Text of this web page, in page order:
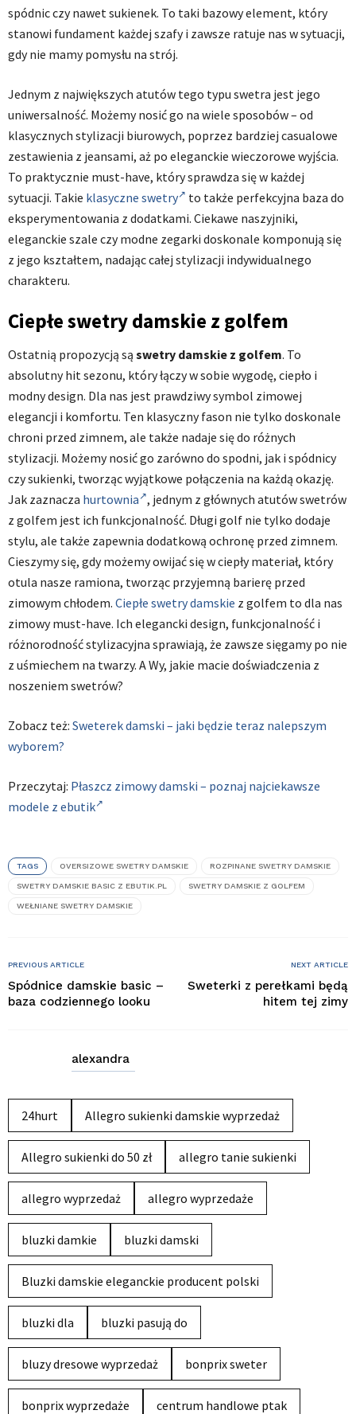
spódnic czy nawet sukienek. To taki bazowy element, który
stanowi fundament każdej szafy i zawsze ratuje nas w sytuacji,
gdy nie mamy pomysłu na strój.
Jednym z największych atutów tego typu swetra jest jego
uniwersalność. Możemy nosić go na wiele sposobów – od
klasycznych stylizacji biurowych, poprzez bardziej casualowe
zestawienia z jeansami, aż po eleganckie wieczorowe wyjścia.
To praktycznie must-have, który sprawdza się w każdej
sytuacji. Takie klasyczne swetry
to także perfekcyjna baza do
eksperymentowania z dodatkami. Ciekawe naszyjniki,
eleganckie szale czy modne zegarki doskonale komponują się
z jego kształtem, nadając całej stylizacji indywidualnego
charakteru.
Ciepłe swetry damskie z golfem
Ostatnią propozycją są swetry damskie z golfem. To
absolutny hit sezonu, który łączy w sobie wygodę, ciepło i
modny design. Dla nas jest prawdziwy symbol zimowej
elegancji i komfortu. Ten klasyczny fason nie tylko doskonale
chroni przed zimnem, ale także nadaje się do różnych
stylizacji. Możemy nosić go zarówno do spodni, jak i spódnicy
czy sukienki, tworząc wyjątkowe połączenia na każdą okazję.
Jak zaznacza hurtownia , jednym z głównych atutów swetrów
z golfem jest ich funkcjonalność. Długi golf nie tylko dodaje
stylu, ale także zapewnia dodatkową ochronę przed zimnem.
Cieszymy się, gdy możemy owijać się w ciepły materiał, który
otula nasze ramiona, tworząc przyjemną barierę przed
zimowym chłodem. Ciepłe swetry damskie z golfem to dla nas
zimowy must-have. Ich elegancki design, funkcjonalność i
różnorodność stylizacyjna sprawiają, że zawsze sięgamy po nie
z uśmiechem na twarzy. A Wy, jakie macie doświadczenia z
noszeniem swetrów?
Zobacz też: Sweterek damski – jaki będzie teraz nalepszym
wyborem?
Przeczytaj: Płaszcz zimowy damski – poznaj najciekawsze
modele z ebutik
TAGS OVERSIZOWE SWETRY DAMSKIE ROZPINANE SWETRY DAMSKIE
SWETRY DAMSKIE BASIC Z EBUTIK.PL SWETRY DAMSKIE Z GOLFEM
WEŁNIANE SWETRY DAMSKIE
PREVIOUS ARTICLE
Spódnice damskie basic –
baza codziennego looku
NEXT ARTICLE
Sweterki z perełkami będą
hitem tej zimy
alexandra
24hurt Allegro sukienki damskie wyprzedaż
Allegro sukienki do 50 zł allegro tanie sukienki
allegro wyprzedaż allegro wyprzedaże
bluzki damkie bluzki damski
Bluzki damskie eleganckie producent polski
bluzki dla bluzki pasują do
bluzy dresowe wyprzedaż bonprix sweter
bonprix wyprzedaże centrum handlowe ptak